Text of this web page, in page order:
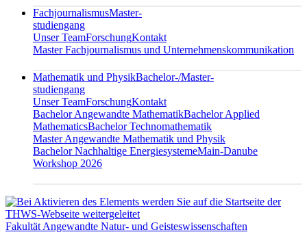
FachjournalismusMaster-
studiengang
Unser TeamForschungKontakt
Master Fachjournalismus und Unternehmenskommunikation
Mathematik und PhysikBachelor-/Master-
studiengang
Unser TeamForschungKontakt
Bachelor Angewandte MathematikBachelor Applied
MathematicsBachelor Technomathematik
Master Angewandte Mathematik und Physik
Bachelor Nachhaltige EnergiesystemeMain-Danube
Workshop 2026
Fakultät Angewandte Natur- und Geisteswissenschaften